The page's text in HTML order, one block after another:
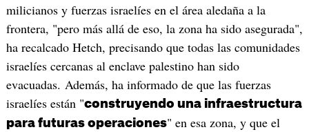
milicianos y fuerzas israelíes en el área aledaña a la
frontera, "pero más allá de eso, la zona ha sido asegurada",
ha recalcado Hetch, precisando que todas las comunidades
israelíes cercanas al enclave palestino han sido
evacuadas. Además, ha informado de que las fuerzas
israelíes están "construyendo una infraestructura
para futuras operaciones" en esa zona, y que el